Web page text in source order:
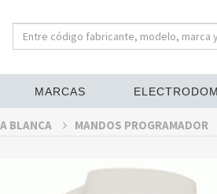
MARCAS
BLANCA MANDOS PROGRAMADOR